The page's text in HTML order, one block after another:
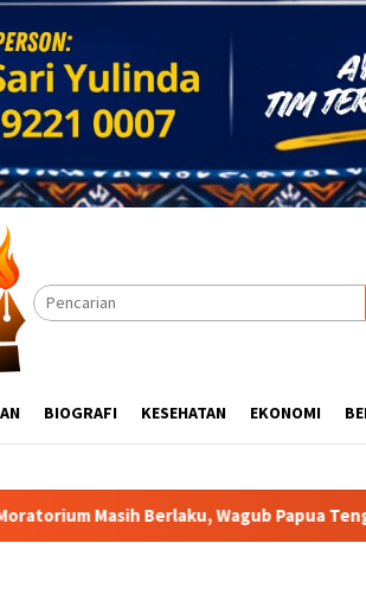
BIOGRAFI KESEHATAN EKONOMI
Papua Tengah: Stop Pemekaran Tanpa